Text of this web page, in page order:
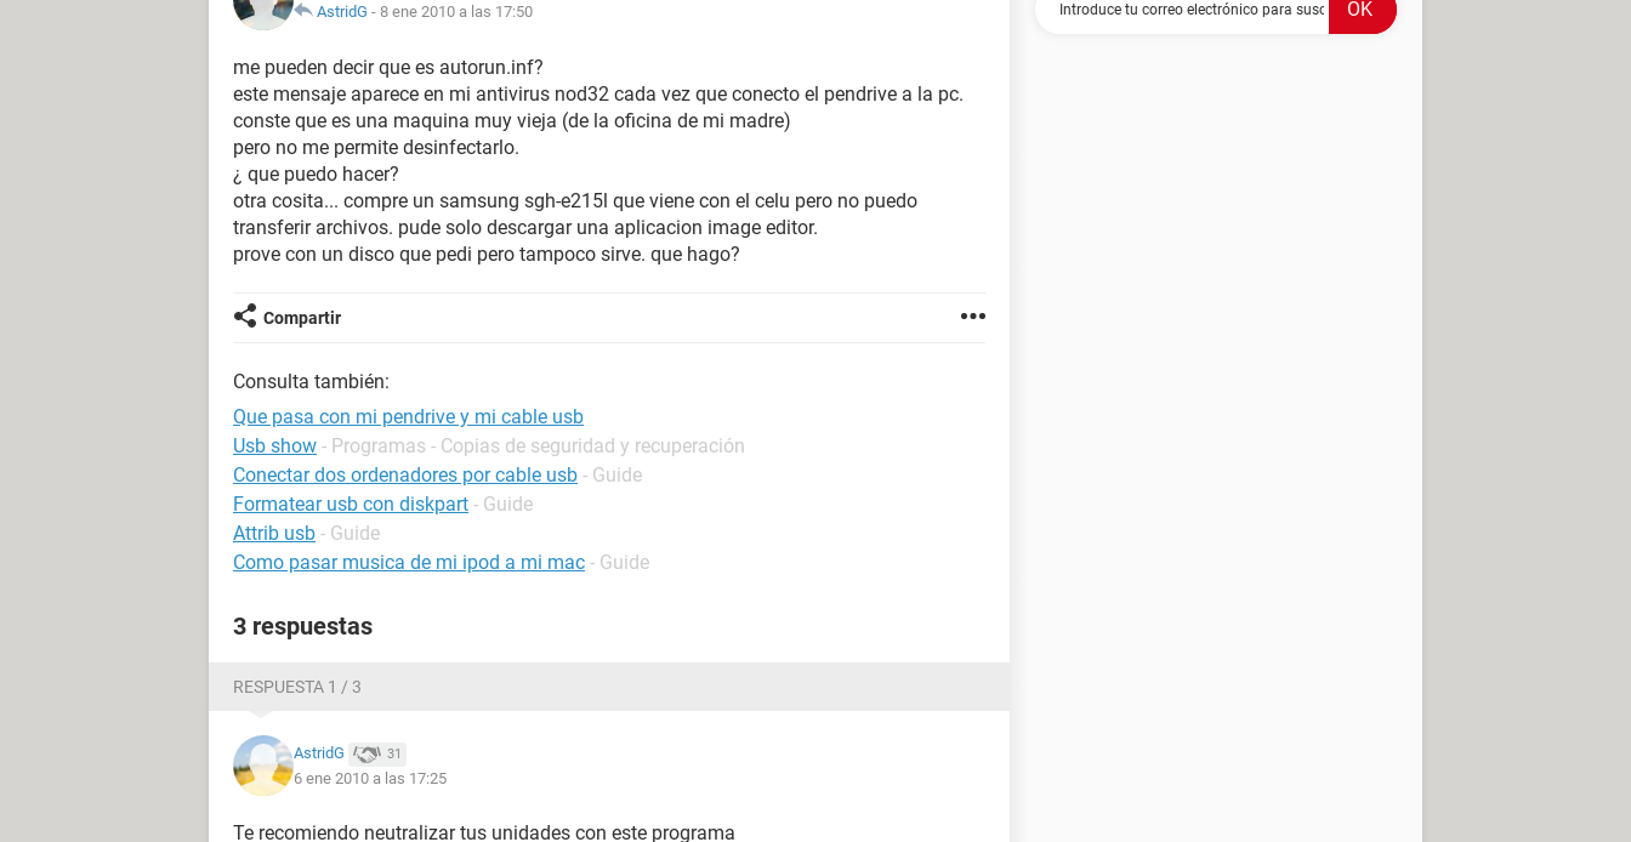
AstridG - 8 ene 2010 a las 17:50
me pueden decir que es autorun.inf?
este mensaje aparece en mi antivirus nod32 cada vez que conecto el pendrive a la pc.
conste que es una maquina muy vieja (de la oficina de mi madre)
pero no me permite desinfectarlo.
¿ que puedo hacer?
otra cosita... compre un samsung sgh-e215l que viene con el celu pero no puedo
transferir archivos. pude solo descargar una aplicacion image editor.
prove con un disco que pedi pero tampoco sirve. que hago?
Compartir
Consulta también:
Que pasa con mi pendrive y mi cable usb
Usb show - Programas - Copias de seguridad y recuperación
Conectar dos ordenadores por cable usb - Guide
Formatear usb con diskpart - Guide
Attrib usb - Guide
Como pasar musica de mi ipod a mi mac - Guide
3 respuestas
RESPUESTA 1 / 3
AstridG 31
6 ene 2010 a las 17:25
Te recomiendo neutralizar tus unidades con este programa